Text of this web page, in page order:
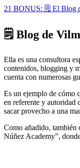
21 BONUS: 🗒 El Blog
🗒 Blog de
Ella es una consultora
contenidos, blogging y
cuenta con numerosas
Es un ejemplo de cómo
en referente y autoridad
sacar provecho a una
Como añadido, también
Núñez Academy”,